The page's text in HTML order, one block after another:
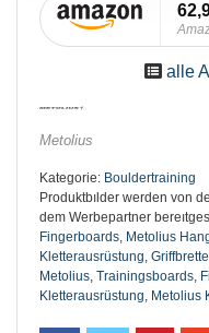
alle
Metolius
Kategorie: Bouldertraining
Produktbılder werden von
dem Werbepartner
Fingerboards, Metolius
Kletterausrüstung,
Metolius, Trainingsboards,
Kletterausrüstung, Metolius